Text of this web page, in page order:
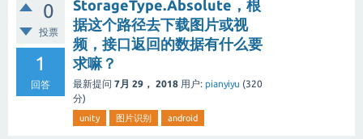
0
投票
1
回答
StorageType.Absolute，根
据这个路径去下载图片或视
频，接口返回的数据有什么要
求嘛？
最新提问 7月 29， 2018 用户: pianyiyu (320
分)
unity 图片识别 android